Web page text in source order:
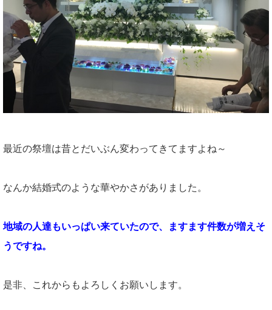
最近の祭壇は昔とだいぶん変わってきてますよね～
なんか結婚式のような華やかさがありました。
地域の人達もいっぱい来ていたので、ますます件数が増えそ
うですね。
是非、これからもよろしくお願いします。